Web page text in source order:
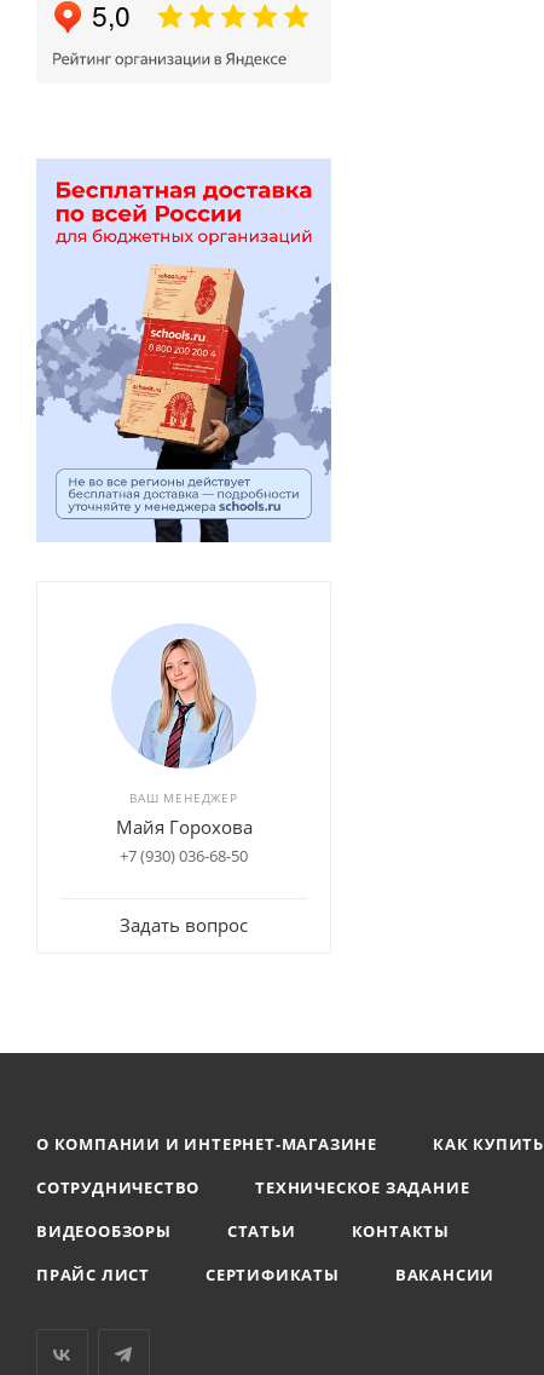
ВАШ МЕНЕДЖЕР
Майя Горохова
+7 (930) 036-68-50
Задать вопрос
О КОМПАНИИ И ИНТЕРНЕТ-МАГАЗИНЕ
КАК КУПИТЬ
СОТРУДНИЧЕСТВО
ТЕХНИЧЕСКОЕ ЗАДАНИЕ
ВИДЕООБЗОРЫ
СТАТЬИ
КОНТАКТЫ
ПРАЙС ЛИСТ
СЕРТИФИКАТЫ ВАКАНСИИ